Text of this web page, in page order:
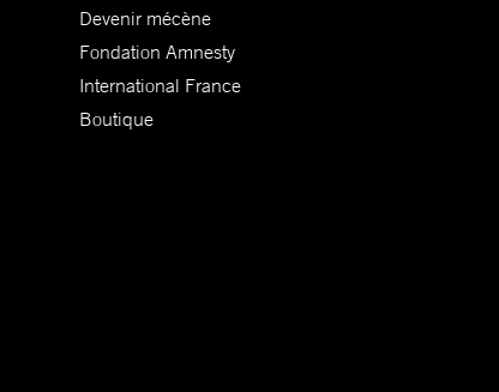
Devenir mécène
Fondation Amnesty
International France
Boutique